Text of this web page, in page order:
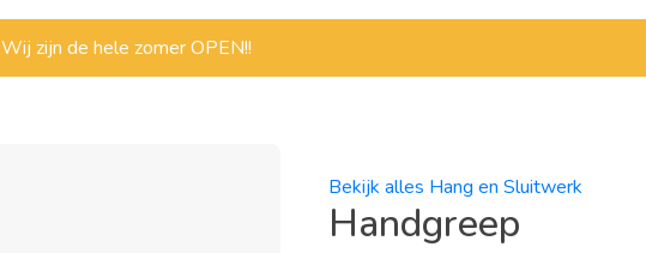
Wij zijn de hele zomer OPEN!!
Bekijk alles Hang en Sluitwerk
Handgreep